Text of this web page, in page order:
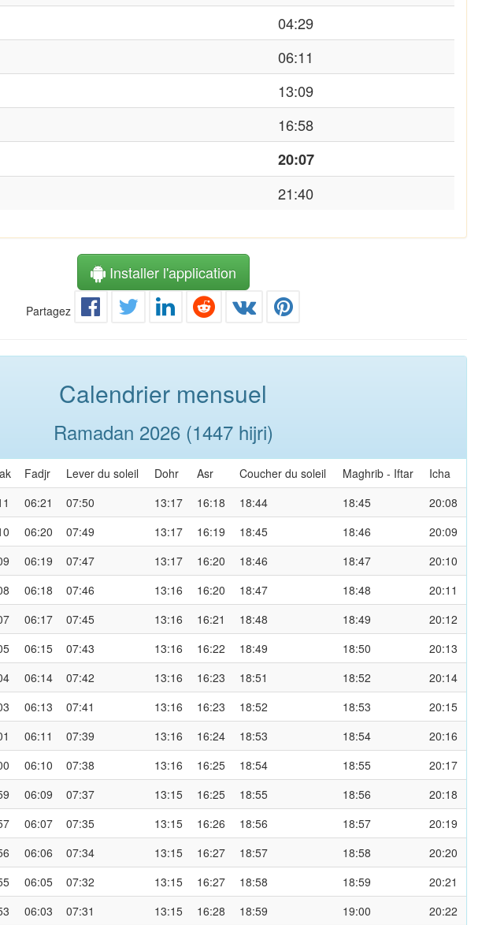
04:29
06:11
13:09
16:58
20:07
21:40
Installer l'application
Partagez
Calendrier mensuel
Ramadan 2026 (1447 hijri)
Fadjr Lever du soleil Dohr Asr Coucher du soleil Maghrib - Iftar
Icha
06:21 07:50 13:17 16:18 18:44 18:45
20:08
06:20 07:49 13:17 16:19 18:45 18:46
20:09
06:19 07:47 13:17 16:20 18:46 18:47
20:10
06:18 07:46 13:16 16:20 18:47 18:48
20:11
06:17 07:45 13:16 16:21 18:48 18:49
20:12
06:15 07:43 13:16 16:22 18:49 18:50
20:13
06:14 07:42 13:16 16:23 18:51 18:52
20:14
06:13 07:41 13:16 16:23 18:52 18:53
20:15
06:11 07:39 13:16 16:24 18:53 18:54
20:16
06:10 07:38 13:16 16:25 18:54 18:55
20:17
06:09 07:37 13:15 16:25 18:55 18:56
20:18
06:07 07:35 13:15 16:26 18:56 18:57
20:19
06:06 07:34 13:15 16:27 18:57 18:58
20:20
06:05 07:32 13:15 16:27 18:58 18:59
20:21
06:03 07:31 13:15 16:28 18:59 19:00
20:22